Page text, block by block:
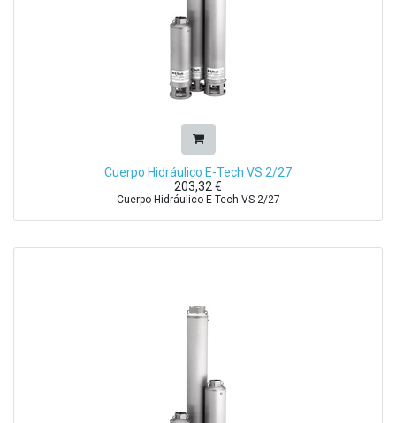
Cuerpo Hidráulico E-Tech VS 2/27
203,32 €
Cuerpo Hidráulico E-Tech VS 2/27